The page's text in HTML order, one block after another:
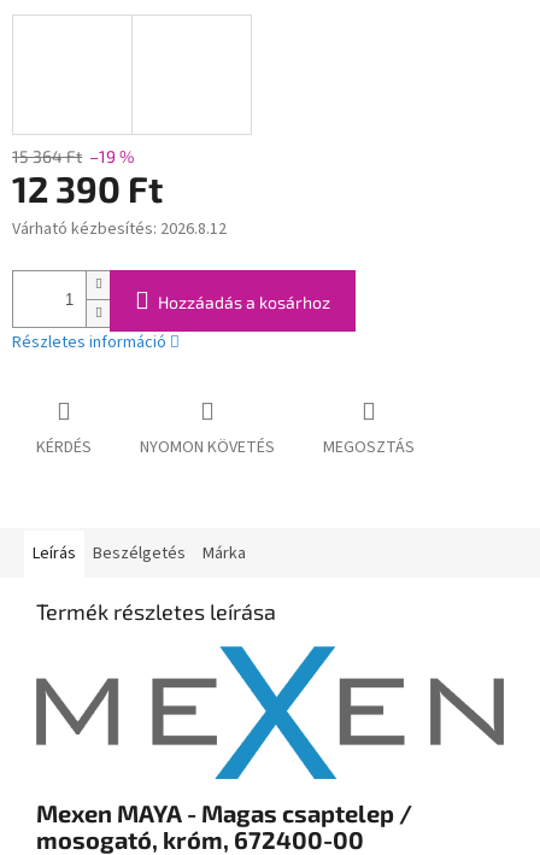
15 364 Ft –19 %
12 390 Ft
Egységár:
Várható kézbesítés: 2026.8.12
Hozzáadás a kosárhoz
Részletes információ
KÉRDÉS NYOMON KÖVETÉS MEGOSZTÁS
Leírás Beszélgetés Márka
Termék részletes leírása
Mexen MAYA - Magas csaptelep /
mosogató, króm, 672400-00